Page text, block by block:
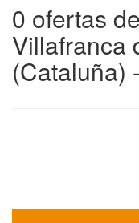
0 ofertas
Villafranca
(Cataluña)